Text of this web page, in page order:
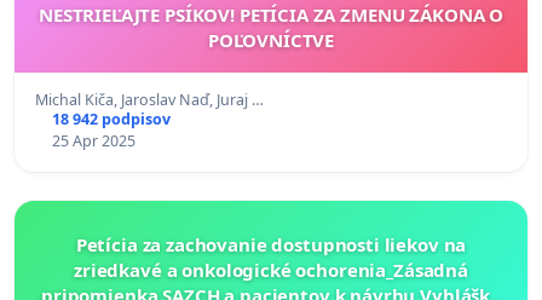
NESTRIEĽAJTE PSÍKOV! PETÍCIA ZA ZMENU ZÁKONA O
POĽOVNÍCTVE
Michal Kiča, Jaroslav Naď, Juraj …
18 942 podpisov
25 Apr 2025
Petícia za zachovanie dostupnosti liekov na
zriedkavé a onkologické ochorenia_Zásadná
pripomienka SAZCH a pacientov k návrhu Vyhlášky